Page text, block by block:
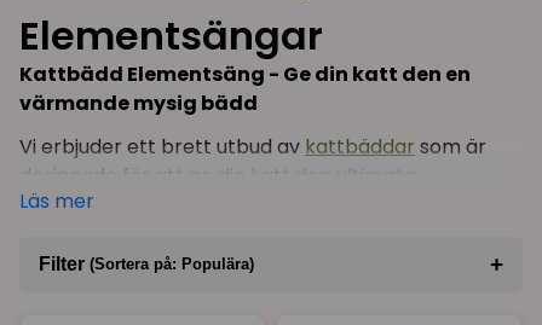
Elementsängar
Kattbädd Elementsäng - Ge din katt den en
värmande mysig bädd
Vi erbjuder ett brett utbud av kattbäddar som är
designade för att ge din katt den ultimata
komforten året runt. Hos oss hittar du kattbäddar i
anpassade för att passa olika budgetar. Vårt
Läs mer
Filter (Sortera på: Populära) +